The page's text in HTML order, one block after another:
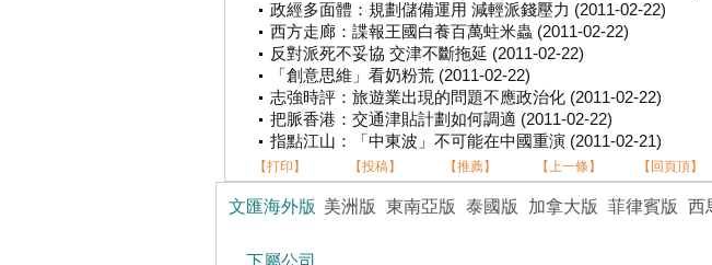
政經多面體：規劃儲備運用 減輕派錢壓力 (2011-02-22)
西方走廊：諜報王國白養百萬蛀米蟲 (2011-02-22)
反對派死不妥協 交津不斷拖延 (2011-02-22)
「創意思維」看奶粉荒 (2011-02-22)
志強時評：旅遊業出現的問題不應政治化 (2011-02-22)
把脈香港：交通津貼計劃如何調適 (2011-02-22)
指點江山：「中東波」不可能在中國重演 (2011-02-21)
【打印】 【投稿】 【推薦】 【上一條】 【回頁頂】
文匯海外版 美洲版 東南亞版 泰國版 加拿大版 菲律賓版 西
下屬公司